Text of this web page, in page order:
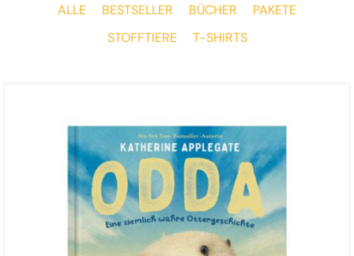
ALLE BESTSELLER BÜCHER
PAKETE
STOFFTIERE
T-SHIRTS